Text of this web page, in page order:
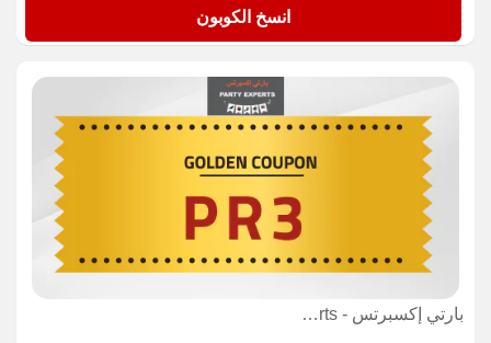
انسخ الكوبون
بارتي إكسبرتس - Party Experts كوبون